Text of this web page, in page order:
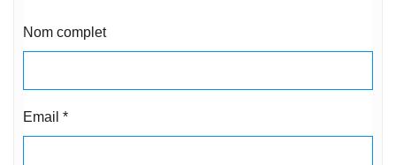
Nom complet
Email *